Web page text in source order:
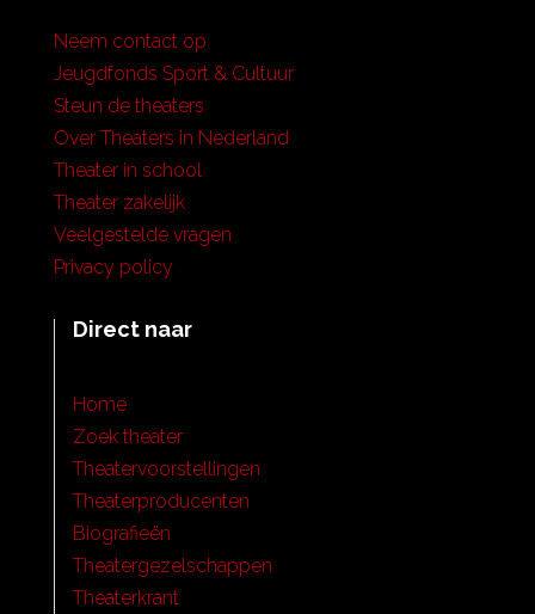
Neem contact op
Jeugdfonds Sport & Cultuur
Steun de theaters
Over Theaters in Nederland
Theater in school
Theater zakelijk
Veelgestelde vragen
Privacy policy
Direct naar
Home
Zoek theater
Theatervoorstellingen
Theaterproducenten
Biografieën
Theatergezelschappen
Theaterkrant